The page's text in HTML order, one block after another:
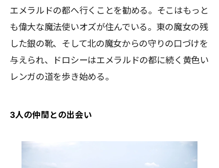
エメラルドの都へ行くことを勧める。そこはもっと
も偉大な魔法使いオズが住んでいる。東の魔女の残
した銀の靴、そして北の魔女からの守りの口づけを
与えられ、ドロシーはエメラルドの都に続く黄色い
レンガの道を歩き始める。
3人の仲間との出会い